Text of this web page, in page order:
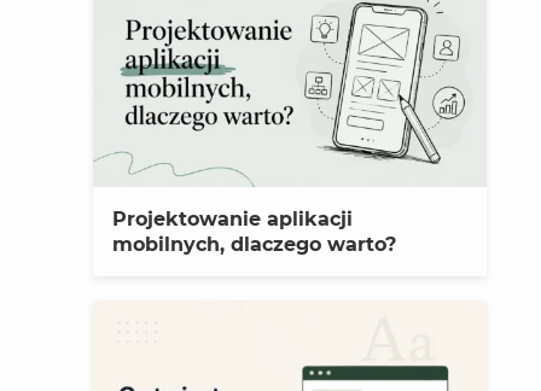
Projektowanie aplikacji
mobilnych, dlaczego warto?